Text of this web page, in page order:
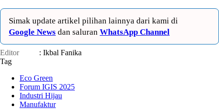
Simak update artikel pilihan lainnya dari kami di
Google News dan saluran WhatsApp Channel
Editor
: Ikbal Fanika
Tag
Eco Green
Forum IGIS 2025
Industri Hijau
Manufaktur